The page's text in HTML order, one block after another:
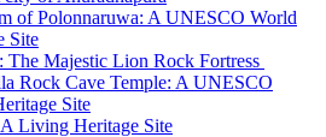
of Polonnaruwa: A UNESCO World
Site
The Majestic Lion Rock Fortress
Rock Cave Temple: A UNESCO
Site
Living Heritage Site